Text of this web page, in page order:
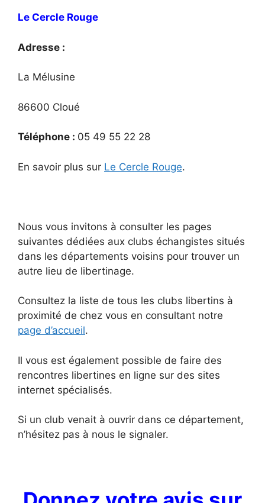
Le Cercle Rouge
Adresse :
La Mélusine
86600 Cloué
Téléphone : 05 49 55 22 28
En savoir plus sur Le Cercle Rouge.
Nous vous invitons à consulter les pages
suivantes dédiées aux clubs échangistes situés
dans les départements voisins pour trouver un
autre lieu de libertinage.
Consultez la liste de tous les clubs libertins à
proximité de chez vous en consultant notre
page d’accueil.
Il vous est également possible de faire des
rencontres libertines en ligne sur des sites
internet spécialisés.
Si un club venait à ouvrir dans ce département,
n’hésitez pas à nous le signaler.